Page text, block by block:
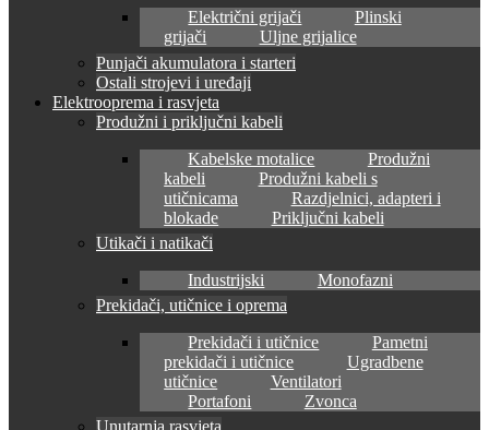
Električni grijači
Plinski
grijači
Uljne grijalice
Punjači akumulatora i starteri
Ostali strojevi i uređaji
Elektrooprema i rasvjeta
Produžni i priključni kabeli
Kabelske motalice
Produžni
kabeli
Produžni kabeli s
utičnicama
Razdjelnici, adapteri i
blokade
Priključni kabeli
Utikači i natikači
Industrijski
Monofazni
Prekidači, utičnice i oprema
Prekidači i utičnice
Pametni
prekidači i utičnice
Ugradbene
utičnice
Ventilatori
Portafoni
Zvonca